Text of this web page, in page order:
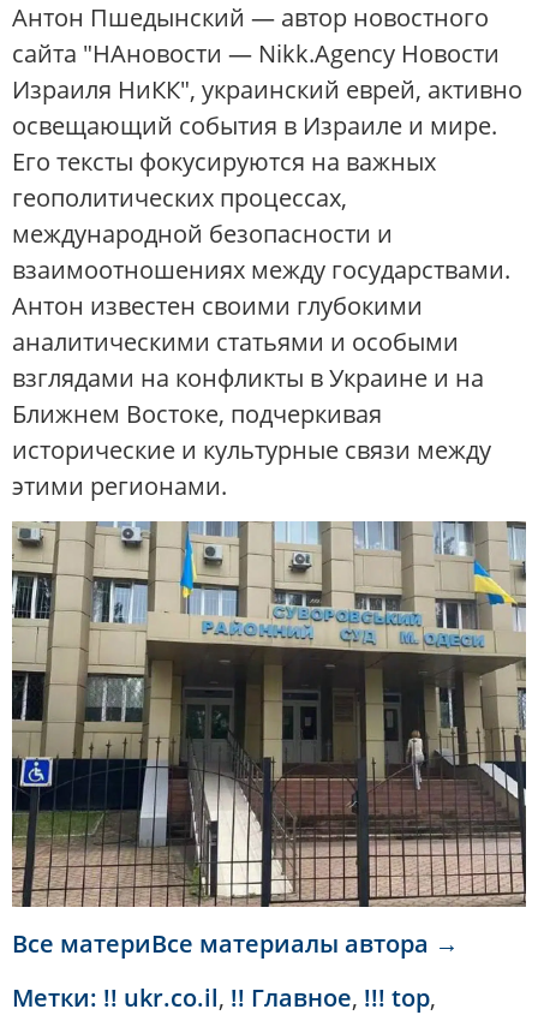
Антон Пшедынский — автор новостного
сайта "НАновости — Nikk.Agency Новости
Израиля НиКК", украинский еврей, активно
освещающий события в Израиле и мире.
Его тексты фокусируются на важных
геополитических процессах,
международной безопасности и
взаимоотношениях между государствами.
Антон известен своими глубокими
аналитическими статьями и особыми
взглядами на конфликты в Украине и на
Ближнем Востоке, подчеркивая
исторические и культурные связи между
этими регионами.
Все материВсе материалы автора →
Метки: !! ukr.co.il, !! Главное, !!! top,